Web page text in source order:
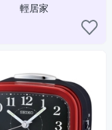
輕居家